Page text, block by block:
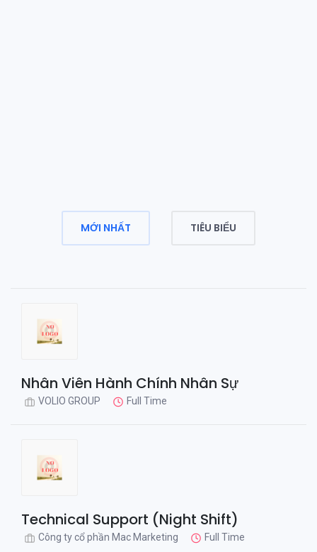
MỚI NHẤT TIÊU BIỂU
Nhân Viên Hành Chính Nhân Sự
VOLIO GROUP Full Time
Technical Support (Night Shift)
Công ty cổ phần Mac Marketing Full Time